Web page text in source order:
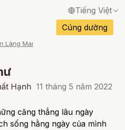
Tiếng Việt
English / Tiếng Anh
/ Tiếng Pháp
/ Tiếng Tây Ban Nha
/ Tiếng Đức
/ Tiếng Bồ Đào Nha
Cúng dường
Làng Mai
Hạnh 11 tháng 5 năm 2022
căng thẳng lâu ngày
sống hằng ngày của mình